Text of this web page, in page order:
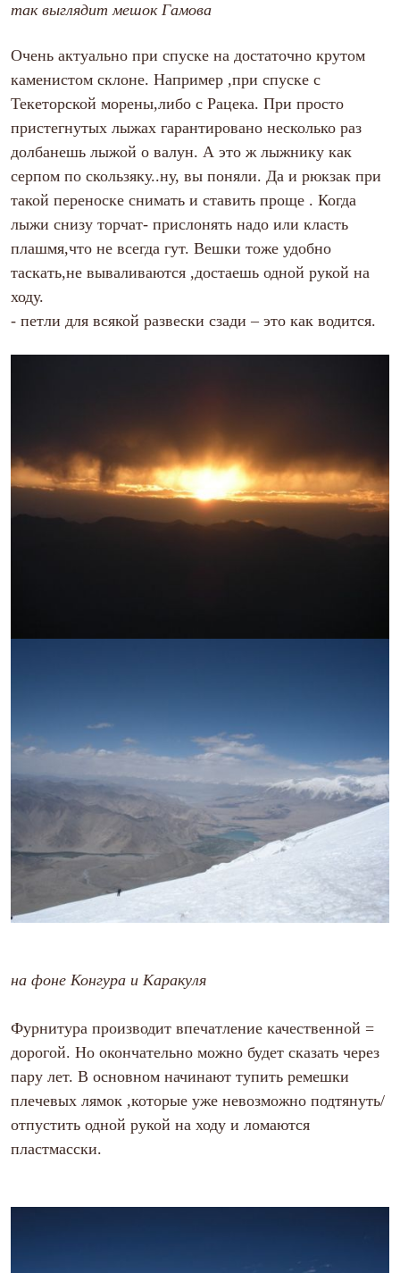
так выглядит мешок Гамова
Очень актуально при спуске на достаточно крутом
каменистом склоне. Например ,при спуске с
Текеторской морены,либо с Рацека. При просто
пристегнутых лыжах гарантировано несколько раз
долбанешь лыжой о валун. А это ж лыжнику как
серпом по скользяку..ну, вы поняли. Да и рюкзак при
такой переноске снимать и ставить проще . Когда
лыжи снизу торчат- прислонять надо или класть
плашмя,что не всегда гут. Вешки тоже удобно
таскать,не вываливаются ,достаешь одной рукой на
ходу.
- петли для всякой развески сзади – это как водится.
на фоне Конгура и Каракуля
Фурнитура производит впечатление качественной =
дорогой. Но окончательно можно будет сказать через
пару лет. В основном начинают тупить ремешки
плечевых лямок ,которые уже невозможно подтянуть/
отпустить одной рукой на ходу и ломаются
пластмасски.